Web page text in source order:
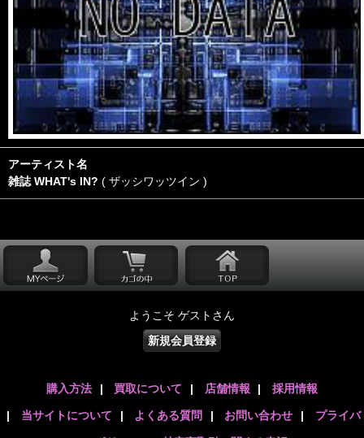
アーティスト名
雑誌 WHAT's IN? ( ザッシワッツイン )
ようこそ ゲストさん
新規会員登録
購入方法 | 買取について | 店舗情報 | 採用情報
| 当サイトについて | よくある質問 | お問い合わせ | プライバ